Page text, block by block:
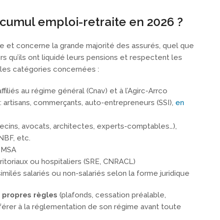
emploi-retraite en 2026 ?
concerne la grande majorité des assurés, quel que
qu’ils ont liquidé leurs pensions et respectent les
catégories concernées :
au régime général (Cnav) et à l’Agirc-Arrco
artisans, commerçants, auto-entrepreneurs (SSI), en
avocats, architectes, experts-comptables…),
etc.
ou hospitaliers (SRE, CNRACL)
salariés ou non-salariés selon la forme juridique
propres règles (plafonds, cessation préalable,
à la réglementation de son régime avant toute